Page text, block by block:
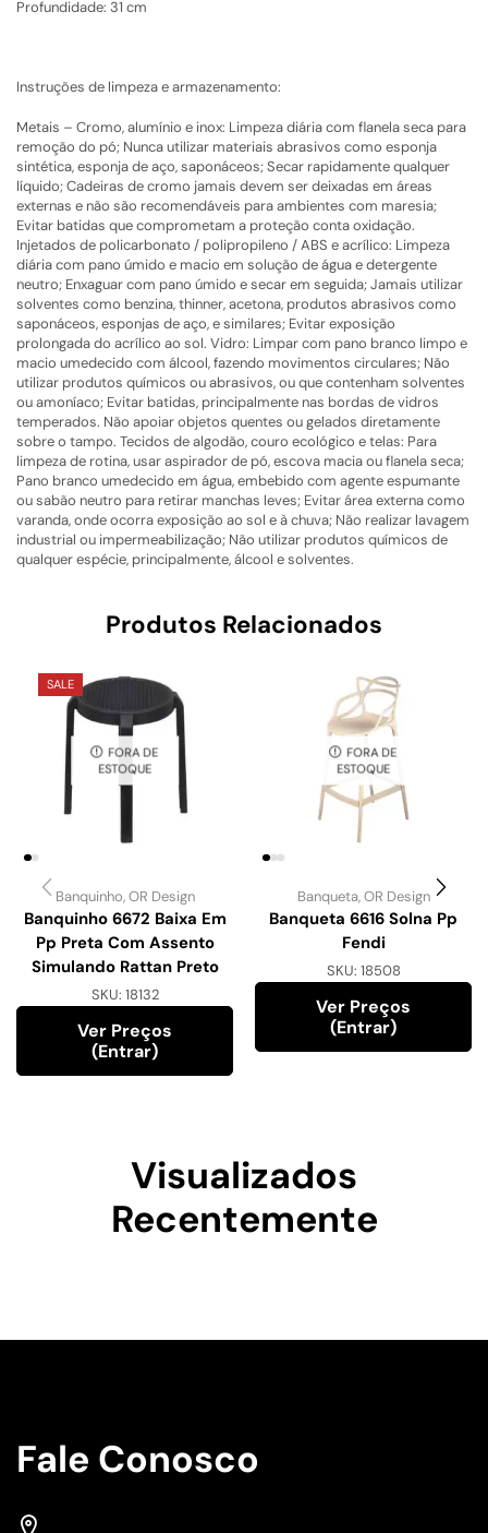
Profundidade: 31 cm
Instruções de limpeza e armazenamento:
Metais – Cromo, alumínio e inox: Limpeza diária com flanela seca para
remoção do pó; Nunca utilizar materiais abrasivos como esponja
sintética, esponja de aço, saponáceos; Secar rapidamente qualquer
líquido; Cadeiras de cromo jamais devem ser deixadas em áreas
externas e não são recomendáveis para ambientes com maresia;
Evitar batidas que comprometam a proteção conta oxidação.
Injetados de policarbonato / polipropileno / ABS e acrílico: Limpeza
diária com pano úmido e macio em solução de água e detergente
neutro; Enxaguar com pano úmido e secar em seguida; Jamais utilizar
solventes como benzina, thinner, acetona, produtos abrasivos como
saponáceos, esponjas de aço, e similares; Evitar exposição
prolongada do acrílico ao sol. Vidro: Limpar com pano branco limpo e
macio umedecido com álcool, fazendo movimentos circulares; Não
utilizar produtos químicos ou abrasivos, ou que contenham solventes
ou amoníaco; Evitar batidas, principalmente nas bordas de vidros
temperados. Não apoiar objetos quentes ou gelados diretamente
sobre o tampo. Tecidos de algodão, couro ecológico e telas: Para
limpeza de rotina, usar aspirador de pó, escova macia ou flanela seca;
Pano branco umedecido em água, embebido com agente espumante
ou sabão neutro para retirar manchas leves; Evitar área externa como
varanda, onde ocorra exposição ao sol e à chuva; Não realizar lavagem
industrial ou impermeabilização; Não utilizar produtos químicos de
qualquer espécie, principalmente, álcool e solventes.
Produtos Relacionados
SALE
FORA DE
ESTOQUE
Banquinho,OR Design
Banquinho 6672 Baixa Em
Pp Preta Com Assento
Simulando Rattan Preto
SKU: 18132
Ver Preços
(entrar)
FORA DE
ESTOQUE
Banqueta,OR Design
Banqueta 6616 Solna Pp
Fendi
SKU: 18508
Ver Preços
(entrar)
Visualizados
Recentemente
Fale Conosco